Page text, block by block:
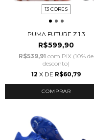
13 CORES
PUMA FUTURE Z 1.3
R$599,90
R$539,91 com PIX (10% de
desconto)
12 X DE R$60,79
COMPRAR